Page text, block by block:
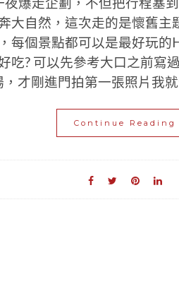
大自然，這次走的是懷舊
每個景點都可以是最好玩
吃? 可以先參考大口之前寫
才剛進門拍第一張照片我
Continue Reading